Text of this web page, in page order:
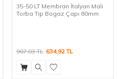
35-50 LT Membran İtalyan Malı
Torba Tip Bogaz Çapı 80mm
907,03TL 634,92 TL